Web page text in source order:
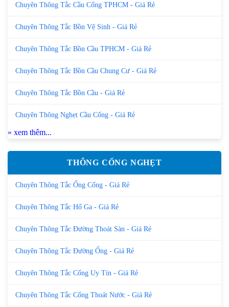
Chuyên Thông Tắc Cầu Cống TPHCM - Giá Rẻ
Chuyên Thông Tắc Bồn Vệ Sinh - Giá Rẻ
Chuyên Thông Tắc Bồn Cầu TPHCM - Giá Rẻ
Chuyên Thông Tắc Bồn Cầu Chung Cư - Giá Rẻ
Chuyên Thông Tắc Bồn Cầu - Giá Rẻ
Chuyên Thông Nghẹt Cầu Cống - Giá Rẻ
» xem thêm...
THÔNG CỐNG NGHẸT
Chuyên Thông Tắc Ống Cống - Giá Rẻ
Chuyên Thông Tắc Hố Ga - Giá Rẻ
Chuyên Thông Tắc Đường Thoát Sàn - Giá Rẻ
Chuyên Thông Tắc Đường Ống - Giá Rẻ
Chuyên Thông Tắc Cống Uy Tín - Giá Rẻ
Chuyên Thông Tắc Cống Thoát Nước - Giá Rẻ